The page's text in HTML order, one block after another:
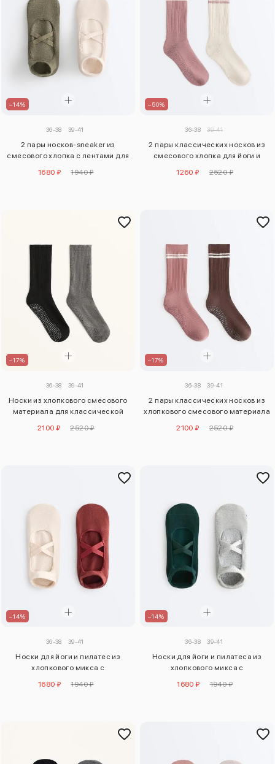
–14%
36-38 39-41
2 пары носков-sneaker из
смесового хлопка с лентами для
1680 ₽ 1940 ₽
–50%
36-38 39-41
2 пары классических носков из
смесового хлопка для йоги и
1260 ₽ 2520 ₽
–17%
36-38 39-41
Носки из хлопкового смесового
материала для классической
2100 ₽ 2520 ₽
–17%
36-38 39-41
2 пары классических носков из
хлопкового смесового материала
2100 ₽ 2520 ₽
–14%
36-38 39-41
Носки для йоги и пилатес из
хлопкового микса с
ремешками (2 пары)
1680 ₽ 1940 ₽
–14%
36-38 39-41
Носки для йоги и пилатеса из
хлопкового микса с
пары
1680 ₽ 1940 ₽